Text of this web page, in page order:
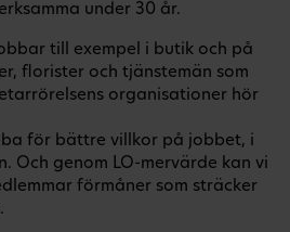
under 30 år.
till exempel i butik och på
florister och tjänstemän som
organisationer hör
för bättre villkor på jobbet, i
Och genom LO-mervärde kan vi
förmåner som sträcker